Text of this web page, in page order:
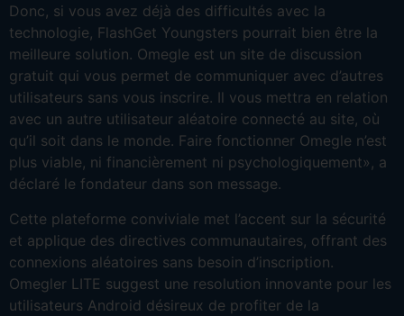
Donc, si vous avez déjà des difficultés avec la
technologie, FlashGet Youngsters pourrait bien être la
meilleure solution. Omegle est un site de discussion
gratuit qui vous permet de communiquer avec d’autres
utilisateurs sans vous inscrire. Il vous mettra en relation
avec un autre utilisateur aléatoire connecté au site, où
qu’il soit dans le monde. Faire fonctionner Omegle n’est
plus viable, ni financièrement ni psychologiquement», a
déclaré le fondateur dans son message.
Cette plateforme conviviale met l’accent sur la sécurité
et applique des directives communautaires, offrant des
connexions aléatoires sans besoin d’inscription.
Omegler LITE suggest une resolution innovante pour les
utilisateurs Android désireux de profiter de la